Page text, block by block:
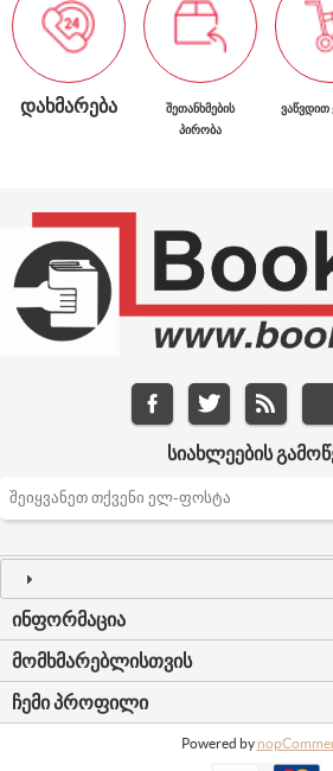
ᲓᲐᲮᲛᲐᲠᲔᲑᲐ
ᲨᲔᲗᲐᲜᲮᲛᲔᲑᲘᲡ
ᲞᲘᲠᲝᲑᲐ
ᲕᲐᲬᲕᲓᲘᲗ
ᲡᲘᲐᲮᲚᲔᲔᲑᲘᲡ
ᲘᲜᲤᲝᲠᲛᲐᲪᲘᲐ
ᲛᲝᲛᲮᲛᲐᲠᲔᲑᲚᲘᲡᲗᲕᲘᲡ
ᲩᲔᲛᲘ ᲞᲠᲝᲤᲘᲚᲘ
Powered by